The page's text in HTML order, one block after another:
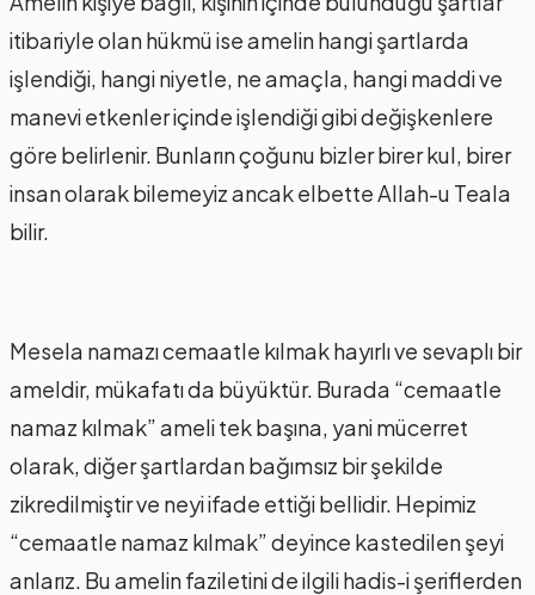
itibariyle olan hükmü ise amelin hangi şartlarda
işlendiği, hangi niyetle, ne amaçla, hangi maddi ve
manevi etkenler içinde işlendiği gibi değişkenlere
göre belirlenir. Bunların çoğunu bizler birer kul, birer
insan olarak bilemeyiz ancak elbette Allah-u Teala
bilir.
Mesela namazı cemaatle kılmak hayırlı ve sevaplı bir
ameldir, mükafatı da büyüktür. Burada “cemaatle
namaz kılmak” ameli tek başına, yani mücerret
olarak, diğer şartlardan bağımsız bir şekilde
zikredilmiştir ve neyi ifade ettiği bellidir. Hepimiz
“cemaatle namaz kılmak” deyince kastedilen şeyi
anlarız. Bu amelin faziletini de ilgili hadis-i şeriflerden